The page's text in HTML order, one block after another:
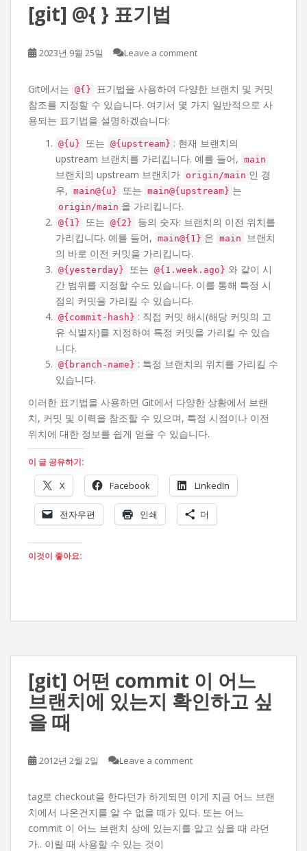
[git] @{ } 표기법
2023년 9월 25일 Leave a comment
Git에서는 @{}
표기법을 사용하여 다양한 브랜치 및 커밋
참조를 지정할 수 있습니다. 여기서 몇 가지 일반적으로 사
용되는 표기법을 설명하겠습니다:
@{u} 또는 @{upstream} : 현재 브랜치의
upstream 브랜치를 가리킵니다. 예를 들어, main
브랜치의 upstream 브랜치가 origin/main 인 경
우, main@{u} 또는 main@{upstream} 는
origin/main 을 가리킵니다.
@{1} 또는 @{2}
등의 숫자: 브랜치의 이전 위치를
가리킵니다. 예를 들어, main@{1} 은 main
브랜치
의 바로 이전 커밋을 가리킵니다.
@{yesterday} 또는 @{1.week.ago} 와 같이 시
간 범위를 지정할 수도 있습니다. 이를 통해 특정 시
점의 커밋을 가리킬 수 있습니다.
@{commit-hash} : 직접 커밋 해시(해당 커밋의 고
유 식별자)를 지정하여 특정 커밋을 가리킬 수 있습
니다.
@{branch-name} : 특정 브랜치의 위치를 가리킬 수
있습니다.
이러한 표기법을 사용하면 Git에서 다양한 상황에서 브랜
치, 커밋 및 이력을 참조할 수 있으며, 특정 시점이나 이전
위치에 대한 정보를 쉽게 얻을 수 있습니다.
이 글 공유하기:
X Facebook LinkedIn
전자우편 인쇄 더
이것이 좋아요:
[git] 어떤 commit 이 어느
브랜치에 있는지 확인하고 싶
을 때
2012년 2월 2일 Leave a comment
tag로 checkout을 한다던가 하게되면 이게 지금 어느 브랜
치에서 나온건지를 알 수 없을 때가 있다. 또는 어느
commit 이 어느 브랜치 상에 있는지를 알고 싶을 때 라던
가.. 이럴 때 사용할 수 있는 것이